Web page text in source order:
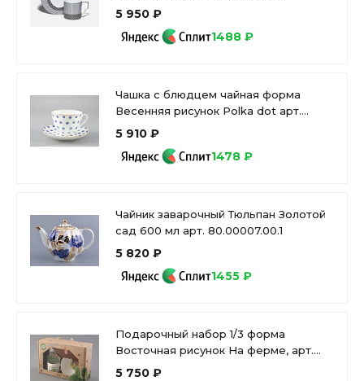
81.34915.00.1
5 950 ₽
1488 ₽
Чашка с блюдцем чайная форма
Весенняя рисунок Polka dot арт.
81.28727.00.1
5 910 ₽
1478 ₽
Чайник заварочный Тюльпан Золотой
сад 600 мл арт. 80.00007.00.1
5 820 ₽
1455 ₽
Подарочный набор 1/3 форма
Восточная рисунок На ферме, арт.
81.32842.00.1
5 750 ₽